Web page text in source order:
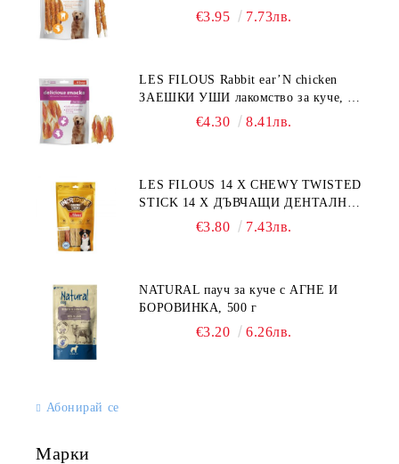
лакомство за куче, 100 г
€3.95 7.73лв.
LES FILOUS Rabbit ear’N chicken
ЗАЕШКИ УШИ лакомство за куче, 50
€4.30 8.41лв.
LES FILOUS 14 X CHEWY TWISTED
STICK 14 X ДЪВЧАЩИ ДЕНТАЛНИ
СОЛЕТИ за куче, УВИТИ
€3.80 7.43лв.
NATURAL пауч за куче с АГНЕ И
БОРОВИНКА, 500 г
€3.20 6.26лв.
Абонирай се
Марки